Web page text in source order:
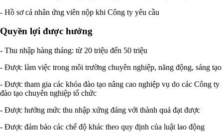
- Hồ sơ cá nhân ứng viên nộp khi Công ty yêu cầu
Quyền lợi được hưởng
- Thu nhập hàng tháng: từ 20 triệu đến 50 triệu
- Được làm việc trong môi trường chuyên nghiệp, năng động, sáng tạo
- Được tham gia các khóa đào tạo nâng cao nghiệp vụ do các Công ty
đào tạo chuyên nghiệp tổ chức
- Được hưởng mức thu nhập xứng đáng với thành quả đạt được
- Được đảm bảo các chế độ khác theo quy định của luật lao động